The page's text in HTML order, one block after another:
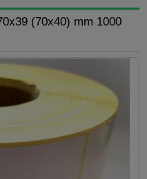
(70x40) mm 1000